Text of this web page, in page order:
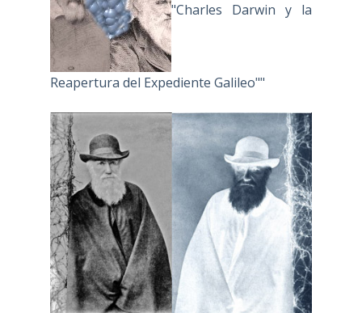
"Charles Darwin y la
Reapertura del Expediente Galileo""